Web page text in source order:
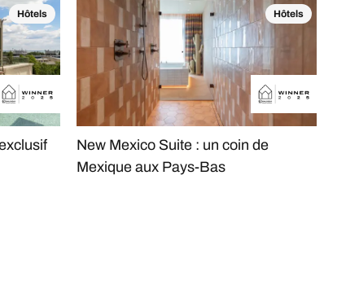
Hôtels Hôtels
New Mexico Suite : un coin de
Mexique aux Pays-Bas